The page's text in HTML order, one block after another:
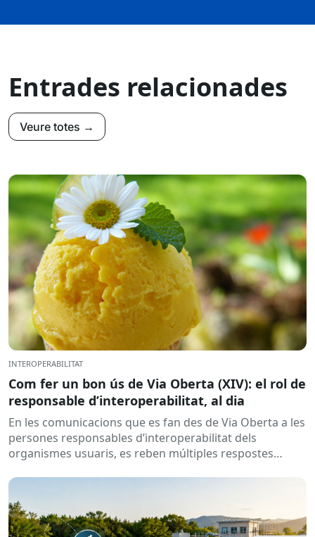
Entrades relacionades
Veure totes →
INTEROPERABILITAT
Com fer un bon ús de Via Oberta (XIV): el rol de
responsable d’interoperabilitat, al dia
En les comunicacions que es fan des de Via Oberta a les
persones responsables d’interoperabilitat dels
organismes usuaris, es reben múltiples respostes